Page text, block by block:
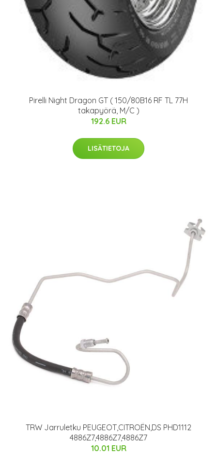
Pirelli Night Dragon GT ( 150/80B16 RF TL 77H
takapyörä, M/C )
192.6 EUR
LISÄTIETOJA
TRW Jarruletku PEUGEOT,CITROËN,DS PHD1112
4886Z7,4886Z7,4886Z7
10.01 EUR